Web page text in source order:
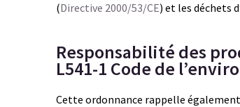
(Directive 2000/53/CE) et les déchets
Responsabilité des
L541-1 Code de
Cette ordonnance rappelle